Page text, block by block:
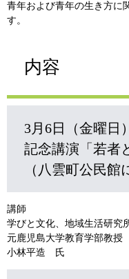
青年および青年の生き方に
す。
内容
3月6日（金曜日
記念講演「若者
（八雲町公民館
講師
学びと文化、地域生活研
元鹿児島大学教育学部教授
小林平造 氏